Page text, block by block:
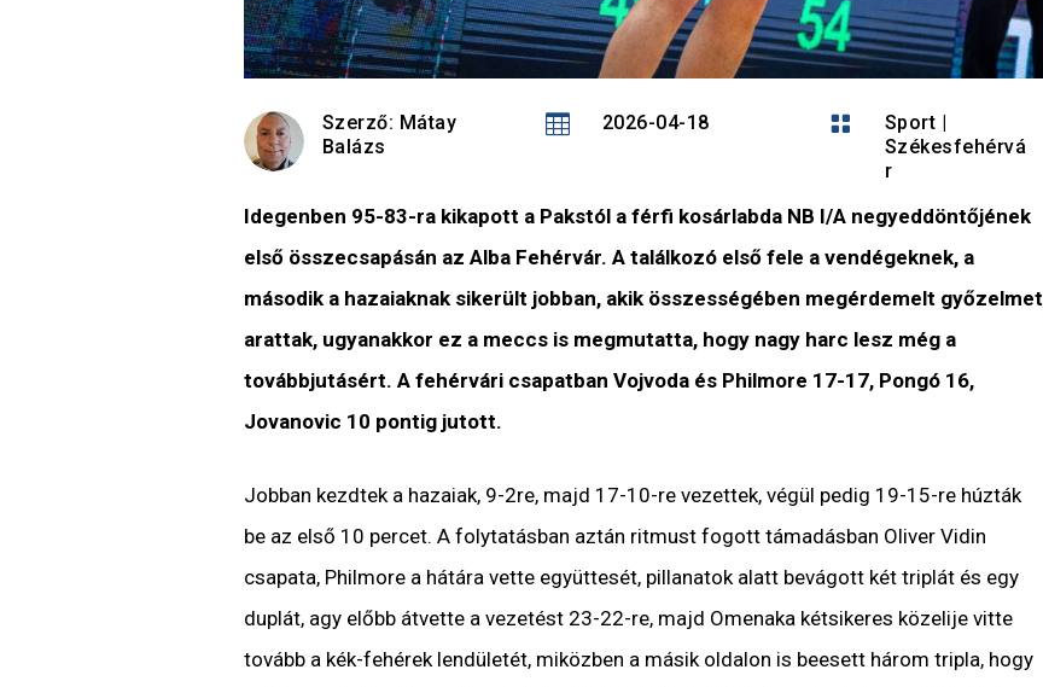
Szerző: Mátay
Balázs
 2026-04-18  Sport |
Székesfehérvá
r
Idegenben 95-83-ra kikapott a Pakstól a férfi kosárlabda NB I/A negyeddöntőjének
első összecsapásán az Alba Fehérvár. A találkozó első fele a vendégeknek, a
második a hazaiaknak sikerült jobban, akik összességében megérdemelt győzelmet
arattak, ugyanakkor ez a meccs is megmutatta, hogy nagy harc lesz még a
továbbjutásért. A fehérvári csapatban Vojvoda és Philmore 17-17, Pongó 16,
Jovanovic 10 pontig jutott.
Jobban kezdtek a hazaiak, 9-2re, majd 17-10-re vezettek, végül pedig 19-15-re húzták
be az első 10 percet. A folytatásban aztán ritmust fogott támadásban Oliver Vidin
csapata, Philmore a hátára vette együttesét, pillanatok alatt bevágott két triplát és egy
duplát, agy előbb átvette a vezetést 23-22-re, majd Omenaka kétsikeres közelije vitte
tovább a kék-fehérek lendületét, miközben a másik oldalon is beesett három tripla, hogy